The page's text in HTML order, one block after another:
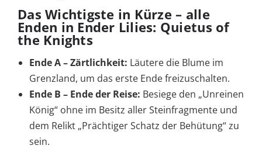
Das Wichtigste in Kürze – alle
Enden in Ender Lilies: Quietus of
the Knights
Ende A – Zärtlichkeit: Läutere die Blume im
Grenzland, um das erste Ende freizuschalten.
Ende B – Ende der Reise: Besiege den „Unreinen
König“ ohne im Besitz aller Steinfragmente und
dem Relikt „Prächtiger Schatz der Behütung“ zu
sein.